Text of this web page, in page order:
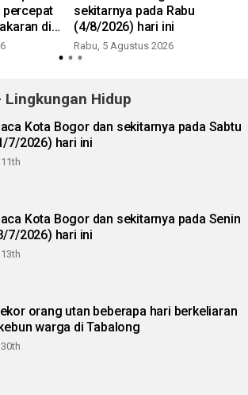
di
sekitarnya pada Rabu
(4/8/2026) hari ini
Rabu, 5 Agustus 2026
Lingkungan Hidup
Kota Bogor dan sekitarnya pada Sabtu
7/2026) hari ini
Kota Bogor dan sekitarnya pada Senin
7/2026) hari ini
orang utan beberapa hari berkeliaran
warga di Tabalong